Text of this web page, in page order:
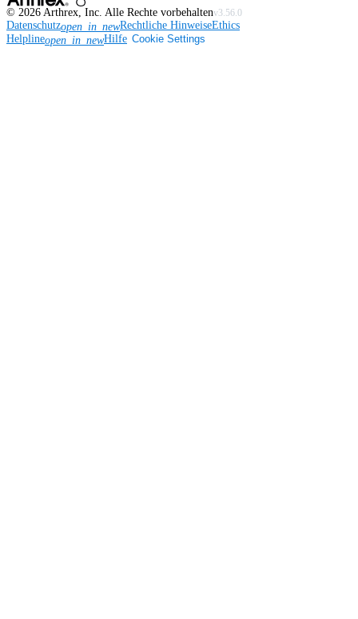
© 2026 Arthrex, Inc. Alle Rechte vorbehaltenv3.56.0
Datenschutzopen_in_newRechtliche HinweiseEthics
Helplineopen_in_newHilfe Cookie Settings